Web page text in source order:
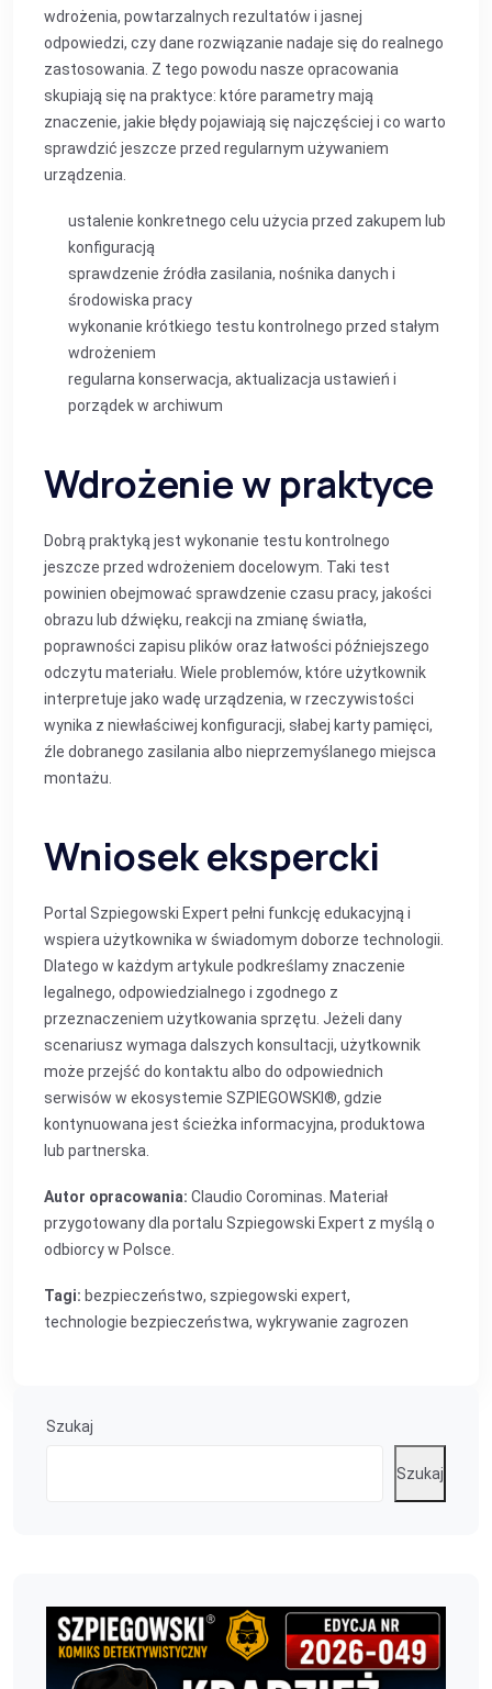
wdrożenia, powtarzalnych rezultatów i jasnej
odpowiedzi, czy dane rozwiązanie nadaje się do realnego
zastosowania. Z tego powodu nasze opracowania
skupiają się na praktyce: które parametry mają
znaczenie, jakie błędy pojawiają się najczęściej i co warto
sprawdzić jeszcze przed regularnym używaniem
urządzenia.
ustalenie konkretnego celu użycia przed zakupem lub
konfiguracją
sprawdzenie źródła zasilania, nośnika danych i
środowiska pracy
wykonanie krótkiego testu kontrolnego przed stałym
wdrożeniem
regularna konserwacja, aktualizacja ustawień i
porządek w archiwum
Wdrożenie w praktyce
Dobrą praktyką jest wykonanie testu kontrolnego
jeszcze przed wdrożeniem docelowym. Taki test
powinien obejmować sprawdzenie czasu pracy, jakości
obrazu lub dźwięku, reakcji na zmianę światła,
poprawności zapisu plików oraz łatwości późniejszego
odczytu materiału. Wiele problemów, które użytkownik
interpretuje jako wadę urządzenia, w rzeczywistości
wynika z niewłaściwej konfiguracji, słabej karty pamięci,
źle dobranego zasilania albo nieprzemyślanego miejsca
montażu.
Wniosek ekspercki
Portal Szpiegowski Expert pełni funkcję edukacyjną i
wspiera użytkownika w świadomym doborze technologii.
Dlatego w każdym artykule podkreślamy znaczenie
legalnego, odpowiedzialnego i zgodnego z
przeznaczeniem użytkowania sprzętu. Jeżeli dany
scenariusz wymaga dalszych konsultacji, użytkownik
może przejść do kontaktu albo do odpowiednich
serwisów w ekosystemie SZPIEGOWSKI®, gdzie
kontynuowana jest ścieżka informacyjna, produktowa
lub partnerska.
Autor opracowania: Claudio Corominas. Materiał
przygotowany dla portalu Szpiegowski Expert z myślą o
odbiorcy w Polsce.
Tagi: bezpieczeństwo, szpiegowski expert,
technologie bezpieczeństwa, wykrywanie zagrozen
Szukaj
Szukaj